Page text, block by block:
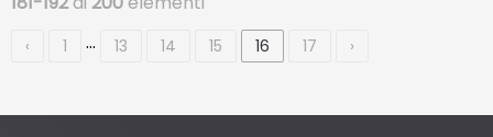
‹ 1 … 13 14 15 16 17 ›